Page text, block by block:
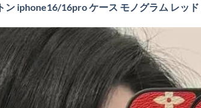
ン iphone16/16pro ケース モノグラム レッ